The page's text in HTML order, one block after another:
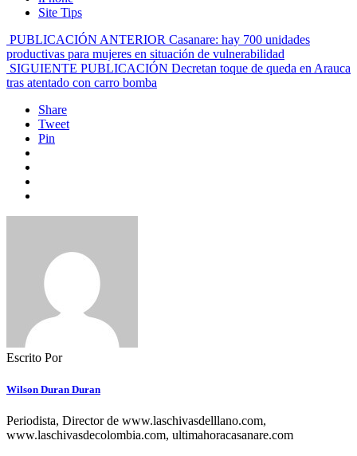
Site Tips
PUBLICACIÓN ANTERIOR Casanare: hay 700 unidades
productivas para mujeres en situación de vulnerabilidad
SIGUIENTE PUBLICACIÓN Decretan toque de queda en Arauca
tras atentado con carro bomba
Share
Tweet
Pin
Escrito Por
Wilson Duran Duran
Periodista, Director de www.laschivasdelllano.com,
www.laschivasdecolombia.com, ultimahoracasanare.com